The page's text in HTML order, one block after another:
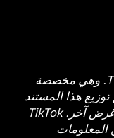
هذه الوثيقة هي ملك لشركة TikTok Inc. وهي مخصصة
هذا المستند
أو عرضه أو استخدامه بخلاف ذلك لأي غرض آخر. TikTok